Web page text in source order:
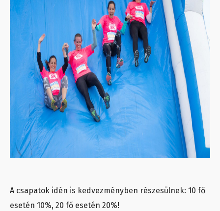
A csapatok idén is kedvezményben részesülnek: 10 fő
esetén 10%, 20 fő esetén 20%!